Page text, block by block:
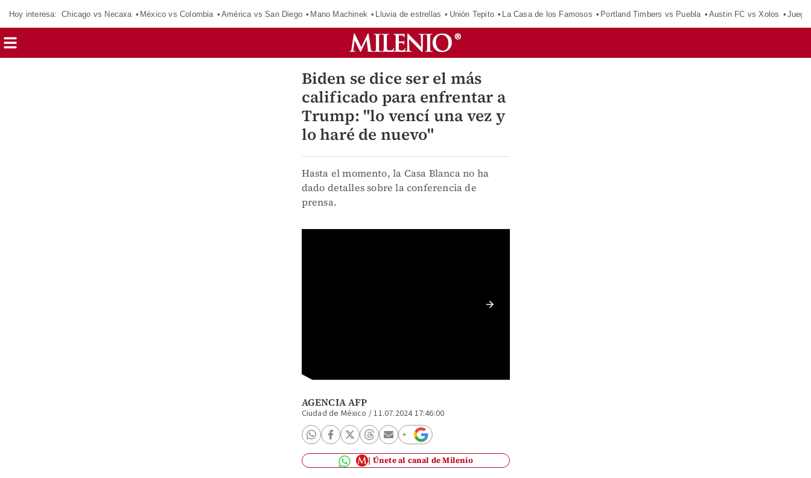
Hoy interesa: Chicago vs Necaxa México vs Colombia América vs San Diego Mano Machinek Lluvia de estrellas Unión Tepito La Casa de los Famosos Portland Timbers vs Puebla Austin FC vs Xolos
Biden se dice ser el más
calificado para enfrentar a
Trump: "lo vencí una vez y
lo haré de nuevo"
Hasta el momento, la Casa Blanca no ha
dado detalles sobre la conferencia de
prensa.
AGENCIA AFP
Ciudad de México /11.07.2024 17:46:00
Únete al canal de Milenio